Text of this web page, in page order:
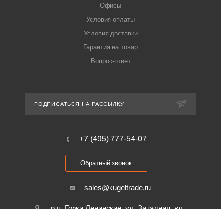
Офисы
Условия оплаты
Условия доставки
Гарантия на товар
Вопрос-ответ
ПОДПИСАТЬСЯ НА РАССЫЛКУ
+7 (495) 777-54-07
Обратный звонок
sales@kugeltrade.ru